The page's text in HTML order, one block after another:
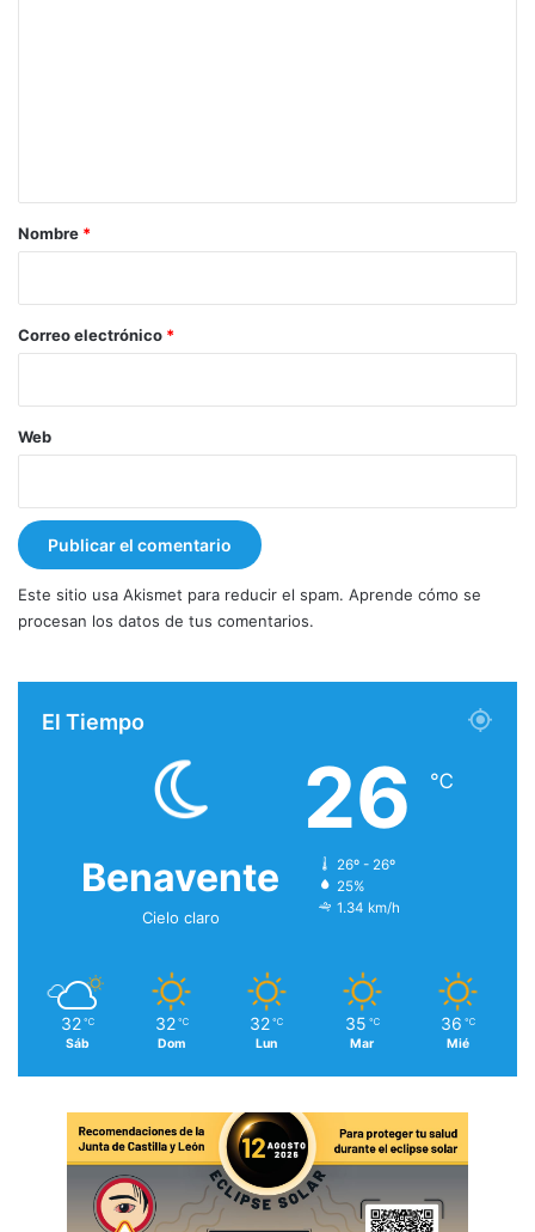
r
*
Nombre *
Correo electrónico *
Web
Este sitio usa Akismet para reducir el spam. Aprende cómo se
procesan los datos de tus comentarios.
El Tiempo
Benavente
Cielo claro
26 ℃
26º - 26º
25%
1.34 km/h
32 ℃
Sáb
32 ℃
Dom
32 ℃
Lun
35 ℃
Mar
36 ℃
Mié